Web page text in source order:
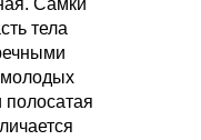
Самки
тела
молодых
полосатая